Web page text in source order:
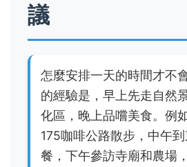
議
怎麼安排一天的時間才不
的經驗是，早上先走自然
化區，晚上品嚐美食。例
175咖啡公路散步，中午
餐，下午參訪寺廟和農場